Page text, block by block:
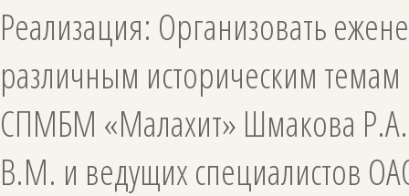
Реализация: Организовать
различным историческим темам
СПМБМ «Малахит» Шмакова
В.М. и ведущих специалистов